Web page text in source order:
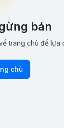
bán
trang chủ để lựa
chủ